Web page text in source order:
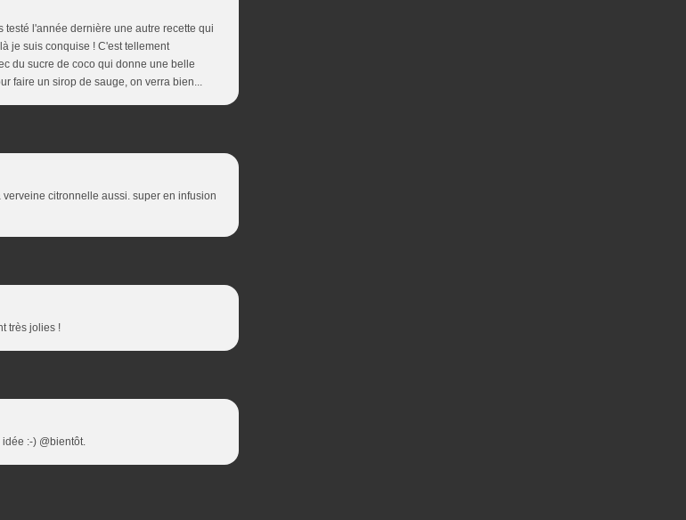
testé l'année dernière une autre recette qui
je suis conquise ! C'est tellement
du sucre de coco qui donne une belle
faire un sirop de sauge, on verra bien...
citronnelle aussi. super en infusion
très jolies !
:-) @bientôt.